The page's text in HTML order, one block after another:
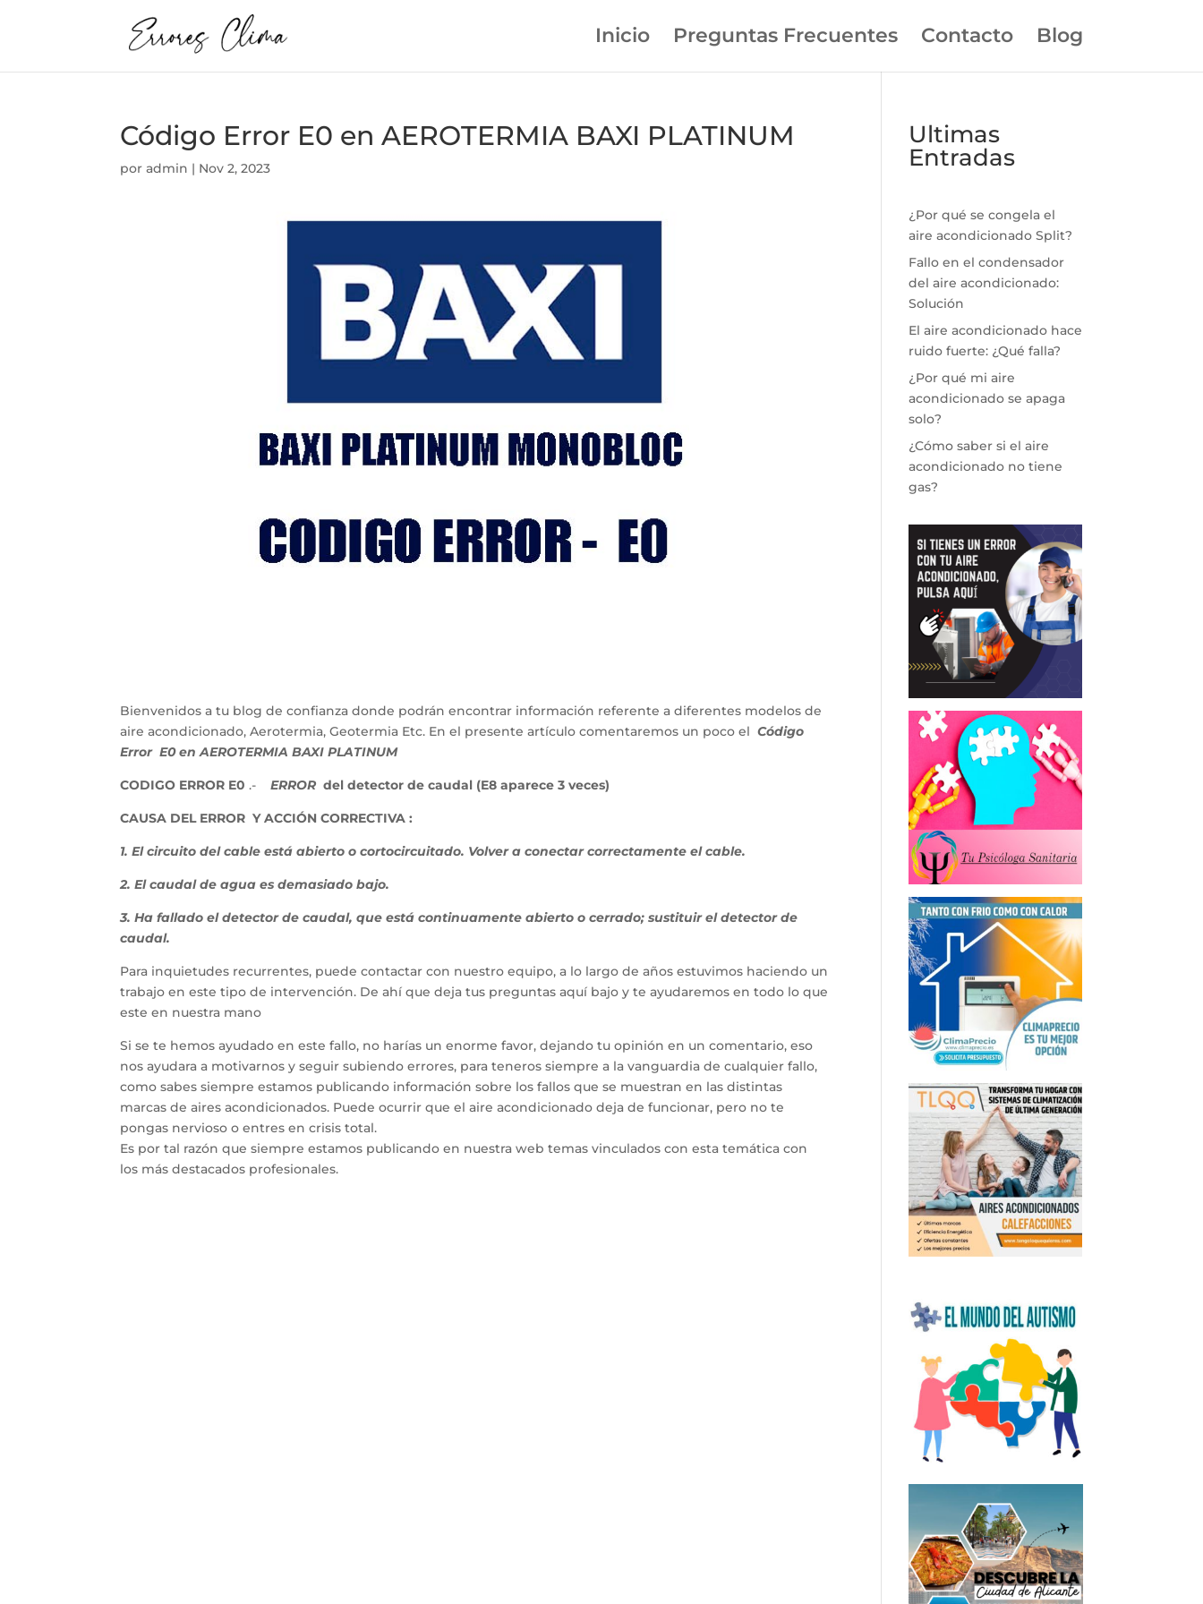
Inicio Preguntas Frecuentes Contacto Blog
Código Error E0 en AEROTERMIA BAXI PLATINUM
poradmin | Nov 2, 2023
Bienvenidos a tu blog de confianza donde podrán encontrar información referente a diferentes modelos de
aire acondicionado, Aerotermia, Geotermia Etc. En el presente artículo comentaremos un poco el Código
Error E0 en AEROTERMIA BAXI PLATINUM
CODIGO ERROR E0 .-ERROR del detector de caudal (E8 aparece 3 veces)
CAUSA DEL ERROR Y ACCIÓN CORRECTIVA :
1. El circuito del cable está abierto o cortocircuitado. Volver a conectar correctamente el cable.
2. El caudal de agua es demasiado bajo.
3. Ha fallado el detector de caudal, que está continuamente abierto o cerrado; sustituir el detector de
caudal.
Para inquietudes recurrentes, puede contactar con nuestro equipo, a lo largo de años estuvimos haciendo un
trabajo en este tipo de intervención. De ahí que deja tus preguntas aquí bajo y te ayudaremos en todo lo que
este en nuestra mano
Si se te hemos ayudado en este fallo, no harías un enorme favor, dejando tu opinión en un comentario, eso
nos ayudara a motivarnos y seguir subiendo errores, para teneros siempre a la vanguardia de cualquier fallo,
como sabes siempre estamos publicando información sobre los fallos que se muestran en las distintas
marcas de aires acondicionados. Puede ocurrir que el aire acondicionado deja de funcionar, pero no te
pongas nervioso o entres en crisis total.
Es por tal razón que siempre estamos publicando en nuestra web temas vinculados con esta temática con
los más destacados profesionales.
Ultimas
Entradas
¿Por qué se congela el
aire acondicionado Split?
Fallo en el condensador
del aire acondicionado:
Solución
El aire acondicionado hace
ruido fuerte: ¿Qué falla?
¿Por qué mi aire
acondicionado se apaga
solo?
¿Cómo saber si el aire
acondicionado no tiene
gas?